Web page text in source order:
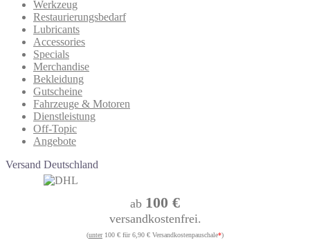
Werkzeug
Restaurierungsbedarf
Lubricants
Accessories
Specials
Merchandise
Bekleidung
Gutscheine
Fahrzeuge & Motoren
Dienstleistung
Off-Topic
Angebote
Versand Deutschland
ab 100 €
versandkostenfrei.
(unter100 € für 6,90 € Versandkostenpauschale*)